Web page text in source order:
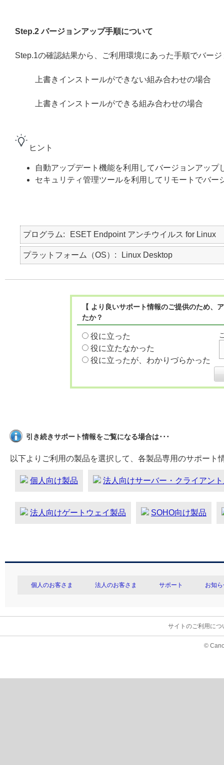
Step.2 バージョンアップ手順について
Step.1の確認結果から、ご利用環境にあった手順でバー
上書きインストールができない組み合わせの場合
上書きインストールができる組み合わせの場合
ヒント
自動アップデート機能を利用してバージョンアップ
セキュリティ管理ツールを利用してリモートでバー
プログラム ESET Endpoint アンチウイルス for Linux
プラットフォーム（OS） Linux Desktop
【 より良いサポート情報のご提供のため
たか？
役に立った
役に立たなかった
役に立ったが、わかりづらかった
引き続きサポート情報をご覧になる場合は･･･
以下よりご利用の製品を選択して、各製品専用のサポート
個人向け製品 法人向けサーバー・クライアン
法人向けゲートウェイ製品 SOHO向け製品
個人のお客さま 法人のお客さま サポート お知
サイトのご利用につ
©